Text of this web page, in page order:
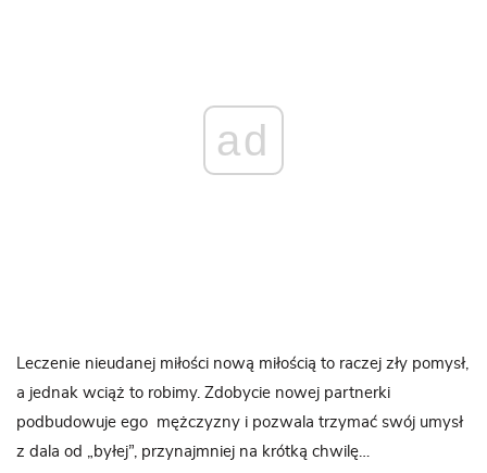
ad
Leczenie nieudanej miłości nową miłością to raczej zły pomysł,
a jednak wciąż to robimy. Zdobycie nowej partnerki
podbudowuje ego mężczyzny i pozwala trzymać swój umysł
z dala od „byłej”, przynajmniej na krótką chwilę…